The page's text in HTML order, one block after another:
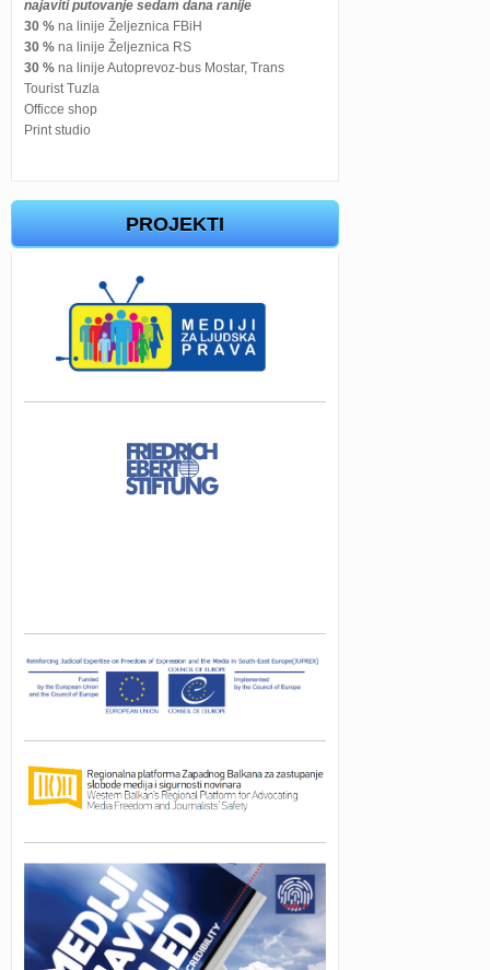
najaviti putovanje sedam dana ranije
30 % na linije Željeznica FBiH
30 % na linije Željeznica RS
30 % na linije Autoprevoz-bus Mostar, Trans
Tourist Tuzla
Officce shop
Print studio
PROJEKTI